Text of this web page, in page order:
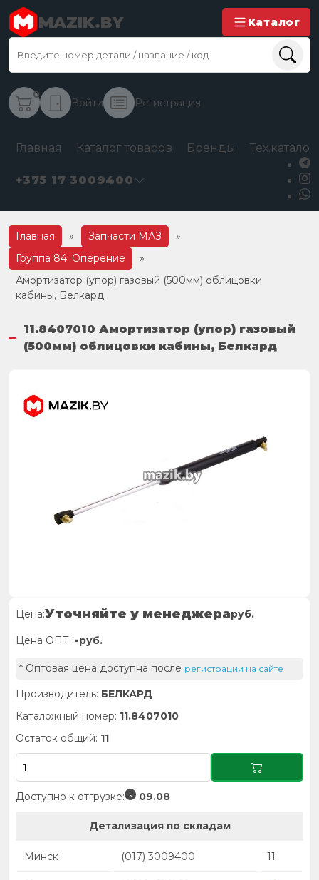
MAZIK.BY Каталог
0
Войти Регистрация
Главная Каталог товаров Бренды
+375 17 3009400
Главная » Запчасти МАЗ
»
Группа 84: Оперение
»
Амортизатор (упор) газовый (500мм) облицовки
кабины, Белкард
11.8407010 Амортизатор (упор) газовый
(500мм) облицовки кабины, Белкард
Цена:Уточняйте у менеджераруб.
Цена ОПТ :-руб.
* Оптовая цена доступна после регистрации на сайте
Производитель: БЕЛКАРД
Каталожный номер: 11.8407010
Остаток общий: 11
Доступно к отгрузке: 09.08
Детализация по складам
Минск (017) 3009400 11